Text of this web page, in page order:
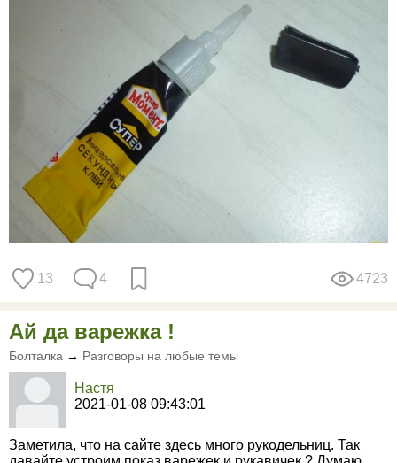
13 4 4723
Ай да варежка !
Болталка → Разговоры на любые темы
Настя
2021-01-08 09:43:01
Заметила, что на сайте здесь много рукодельниц. Так